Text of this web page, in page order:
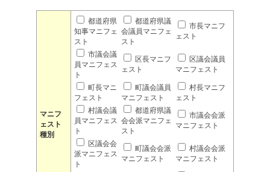
マニフ
ェスト
種別
都道府県
知事マニフェ
スト
都道府県議
会議員マニフェ
スト
市長マニフ
ェスト
市議会議
員マニフェス
ト
区長マニフ
ェスト
区議会議員
マニフェスト
町長マニ
フェスト
町議会議員
マニフェスト
村長マニフ
ェスト
村議会議
員マニフェス
ト
都道府県議
会会派マニフェ
スト
市議会会派
マニフェスト
区議会会
派マニフェス
ト
町議会会派
マニフェスト
村議会会派
マニフェスト